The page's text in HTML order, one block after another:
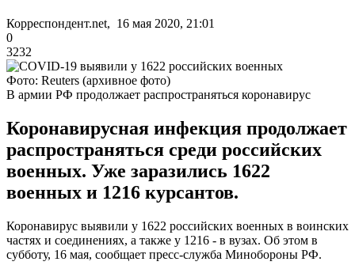
Корреспондент.net, 16 мая 2020, 21:01
0
3232
Фото: Reuters (архивное фото)
В армии РФ продолжает распространяться коронавирус
Коронавирусная инфекция продолжает
распространяться среди российских
военных. Уже заразились 1622
военных и 1216 курсантов.
Коронавирус выявили у 1622 российских военных в воинских
частях и соединениях, а также у 1216 - в вузах. Об этом в
субботу, 16 мая, сообщает пресс-служба Минобороны РФ.